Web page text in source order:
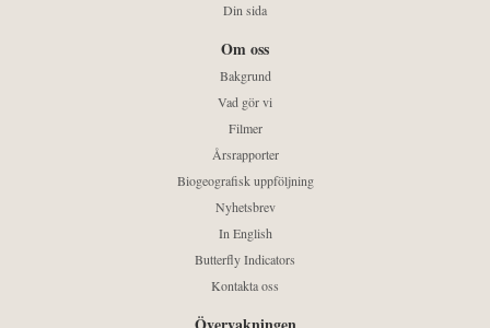
Din sida
Om oss
Bakgrund
Vad gör vi
Filmer
Årsrapporter
Biogeografisk uppföljning
Nyhetsbrev
In English
Butterfly Indicators
Kontakta oss